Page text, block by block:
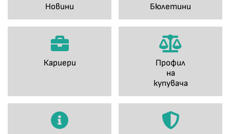
Новини Бюлетини
Кариери
Профил
на
купувача